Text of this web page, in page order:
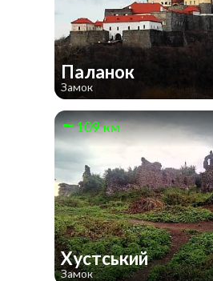
Паланок
Замок
109 км
Хустський
Замок